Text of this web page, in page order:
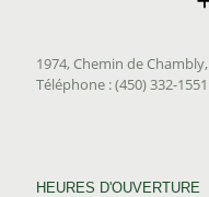
1974, Chemin de
Téléphone : (450) 332-1551
HEURES D'OUVERTURE